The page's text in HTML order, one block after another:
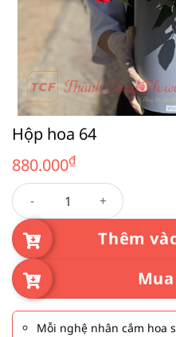
Hộp hoa 64
880.000₫
Hộp hoa 64 số lượng
Thêm
Mỗi nghệ nhân cắm hoa